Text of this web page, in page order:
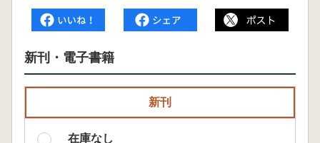
新刊・電子書籍
新刊
在庫なし